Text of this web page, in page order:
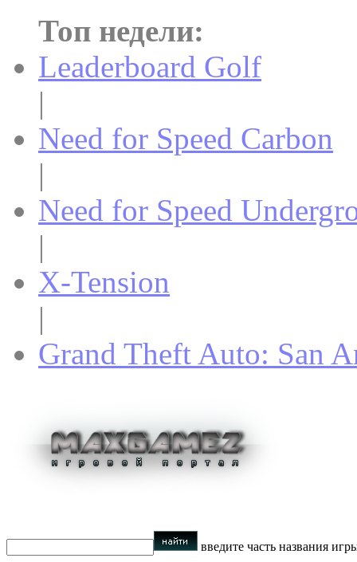
Топ недели:
Leaderboard Golf
|
Need for Speed Carbon
|
Need for Speed
|
X-Tension
|
Grand Theft Auto: San
введите часть названия